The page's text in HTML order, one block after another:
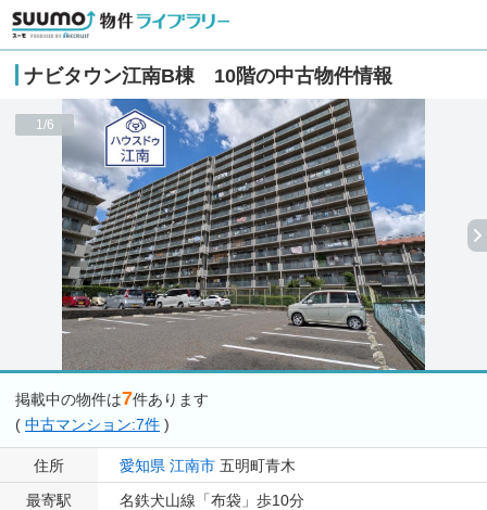
ナビタウン江南B棟 10階の中古物件情報
1/6
掲載中の物件は7件あります
( 中古マンション:7件 )
住所 愛知県 江南市 五明町青木
最寄駅
名鉄犬山線「布袋」歩10分